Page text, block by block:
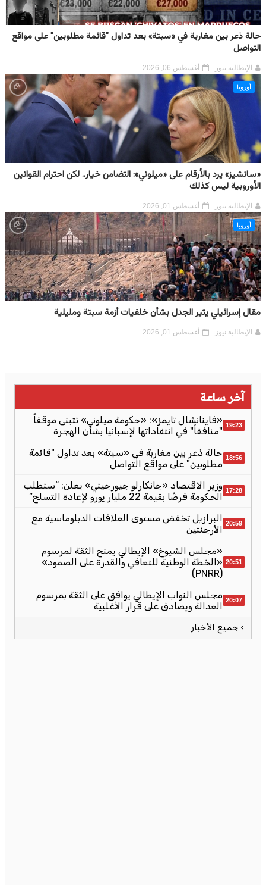
حالة ذعر بين مغاربة في «سبتة» بعد تداول "قائمة مطلوبين" على مواقع
التواصل
الإيطالية نيوز أغسطس 06, 2026
أوروبا
«سانشيز» يرد بالأرقام على «ميلوني»: التضامن خيار.. لكن احترام القوانين
الأوروبية ليس كذلك
الإيطالية نيوز أغسطس 01, 2026
أوروبا
مقال إسرائيلي يثير الجدل بشأن خلفيات أزمة سبتة ومليلية
الإيطالية نيوز أغسطس 01, 2026
آخر ساعة
19:23 «فاينانشال تايمز»: «حكومة ميلوني» تتبنى موقفاً
"منافقاً" في انتقاداتها لإسبانيا بشأن الهجرة
18:56 حالة ذعر بين مغاربة في «سبتة» بعد تداول "قائمة
مطلوبين" على مواقع التواصل
17:28 وزير الاقتصاد «جانكارلو جيورجيتي» يعلن: “ستطلب
الحكومة قرضًا بقيمة 22 مليار يورو لإعادة التسلح”
20:59 البرازيل تخفض مستوى العلاقات الدبلوماسية مع
الأرجنتين
20:51
«مجلس الشيوخ» الإيطالي يمنح الثقة لمرسوم
«الخطة الوطنية للتعافي والقدرة على الصمود»
(PNRR)
20:07 مجلس النواب الإيطالي يوافق على الثقة بمرسوم
العدالة ويصادق على قرار الأغلبية
› جميع الأخبار